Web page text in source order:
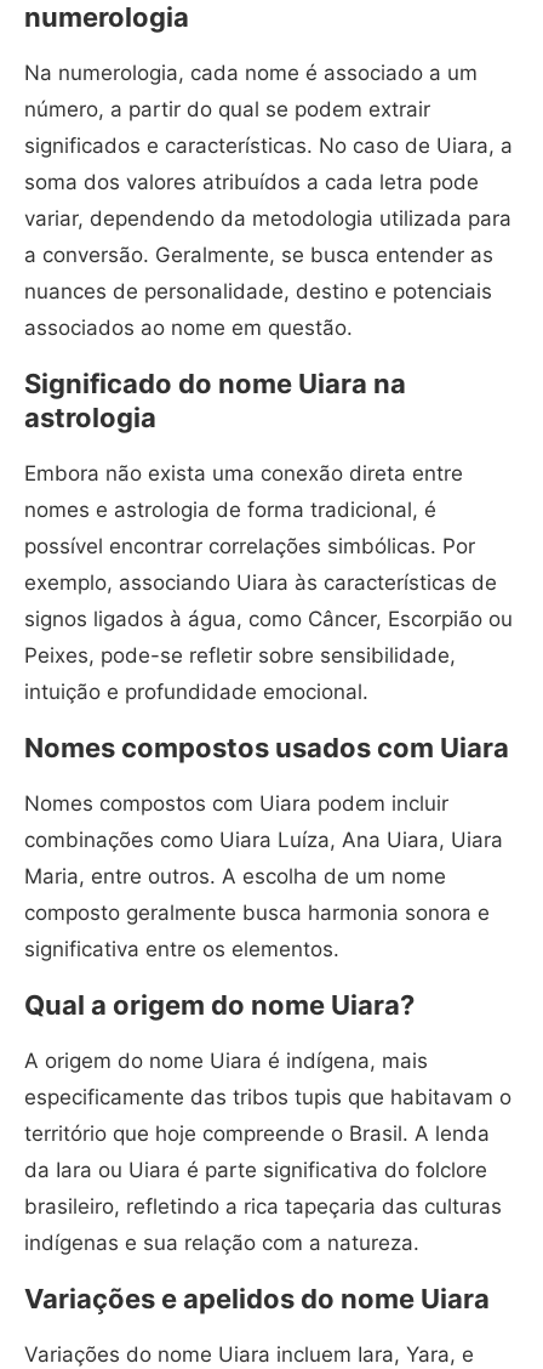
numerologia
Na numerologia, cada nome é associado a um
número, a partir do qual se podem extrair
significados e características. No caso de Uiara, a
soma dos valores atribuídos a cada letra pode
variar, dependendo da metodologia utilizada para
a conversão. Geralmente, se busca entender as
nuances de personalidade, destino e potenciais
associados ao nome em questão.
Significado do nome Uiara na
astrologia
Embora não exista uma conexão direta entre
nomes e astrologia de forma tradicional, é
possível encontrar correlações simbólicas. Por
exemplo, associando Uiara às características de
signos ligados à água, como Câncer, Escorpião ou
Peixes, pode-se refletir sobre sensibilidade,
intuição e profundidade emocional.
Nomes compostos usados com Uiara
Nomes compostos com Uiara podem incluir
combinações como Uiara Luíza, Ana Uiara, Uiara
Maria, entre outros. A escolha de um nome
composto geralmente busca harmonia sonora e
significativa entre os elementos.
Qual a origem do nome Uiara?
A origem do nome Uiara é indígena, mais
especificamente das tribos tupis que habitavam o
território que hoje compreende o Brasil. A lenda
da Iara ou Uiara é parte significativa do folclore
brasileiro, refletindo a rica tapeçaria das culturas
indígenas e sua relação com a natureza.
Variações e apelidos do nome Uiara
Variações do nome Uiara incluem Iara, Yara, e